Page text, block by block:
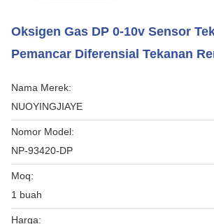
Oksigen Gas DP 0-10v Sensor
Pemancar Diferensial Tekanan
Nama Merek:
NUOYINGJIAYE
Nomor Model:
NP-93420-DP
Moq:
1 buah
Harga: